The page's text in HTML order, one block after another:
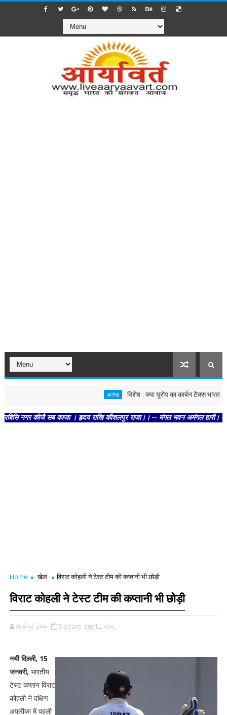
विशेष : क्या यूरोप का कार्बन टैक्स भारत के लिए
कीजै सब काजा । हृदय राखि कौशलपुर राजा।। -- मंगल भवन अमंगल हारी। द्रवहु
Home खेल विराट कोहली ने टेस्ट टीम की कप्तानी भी छोड़ी
विराट कोहली ने टेस्ट टीम की कप्तानी भी छोड़ी
आर्यावर्त डेस्क 5 years ago खेल,
नयी दिल्ली, 15
जनवरी, भारतीय
टेस्ट कप्तान विराट
कोहली ने दक्षिण
अफ्रीका में पहली